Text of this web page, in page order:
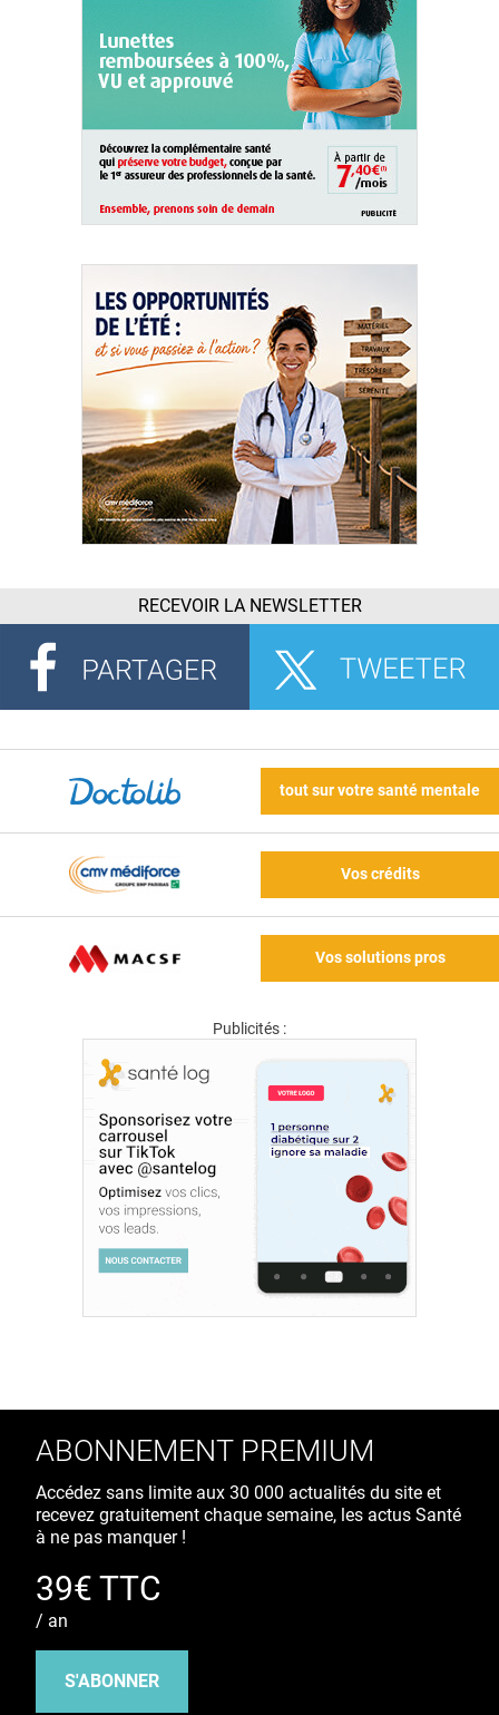
RECEVOIR LA NEWSLETTER
tout sur votre santé mentale
Vos crédits
Vos solutions pros
Publicités :
ABONNEMENT PREMIUM
Accédez sans limite aux 30 000 actualités du site et
recevez gratuitement chaque semaine, les actus Santé
à ne pas manquer !
39€ TTC
/ an
S'ABONNER